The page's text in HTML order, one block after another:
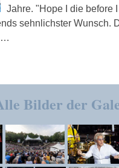
Jahre. "Hope I die before
sehnlichster Wunsch.
…
Bilder der